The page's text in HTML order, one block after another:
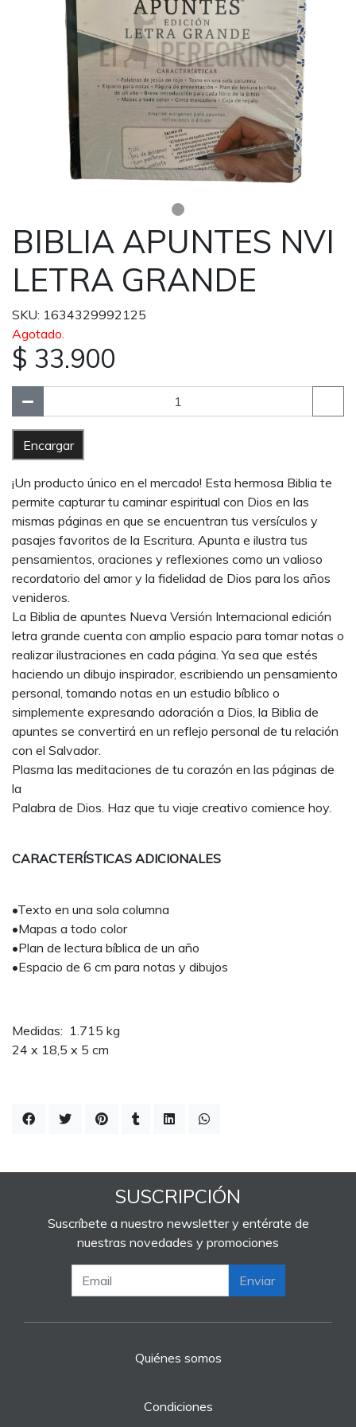
BIBLIA APUNTES NVI
LETRA GRANDE
SKU: 1634329992125
Agotado.
$ 33.900
Encargar
¡Un producto único en el mercado! Esta hermosa Biblia te
permite capturar tu caminar espiritual con Dios en las
mismas páginas en que se encuentran tus versículos y
pasajes favoritos de la Escritura. Apunta e ilustra tus
pensamientos, oraciones y reflexiones como un valioso
recordatorio del amor y la fidelidad de Dios para los años
venideros.
La Biblia de apuntes Nueva Versión Internacional edición
letra grande cuenta con amplio espacio para tomar notas o
realizar ilustraciones en cada página. Ya sea que estés
haciendo un dibujo inspirador, escribiendo un pensamiento
personal, tomando notas en un estudio bíblico o
simplemente expresando adoración a Dios, la Biblia de
apuntes se convertirá en un reflejo personal de tu relación
con el Salvador.
Plasma las meditaciones de tu corazón en las páginas de
la
Palabra de Dios. Haz que tu viaje creativo comience hoy.
CARACTERÍSTICAS ADICIONALES
•Texto en una sola columna
•Mapas a todo color
•Plan de lectura bíblica de un año
•Espacio de 6 cm para notas y dibujos
Medidas: 1.715 kg
24 x 18,5 x 5 cm
SUSCRIPCIÓN
Suscríbete a nuestro newsletter y entérate de
nuestras novedades y promociones
Enviar
Quiénes somos
Condiciones